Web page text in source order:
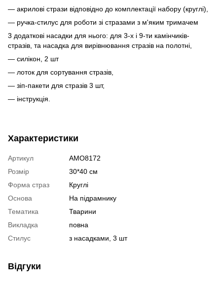
— акрилові стрази відповідно до комплектації набору (круглі),
— ручка-стилус для роботи зі стразами з м'яким тримачем
3 додаткові насадки для нього: для 3-х і 9-ти камінчиків-
стразів, та насадка для вирівнювання стразів на полотні,
— силікон, 2 шт
— лоток для сортування стразів,
— зіп-пакети для стразів 3 шт,
— інструкція.
Характеристики
Артикул
AMO8172
Розмір
30*40 см
Форма страз
Круглі
Основа
На підрамнику
Тематика
Тварини
Викладка
повна
Стилус
з насадками, 3 шт
Відгуки